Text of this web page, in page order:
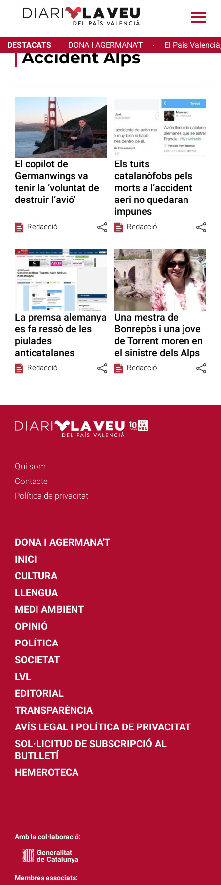
DESTACATS DONA I AGERMANA'T · El País
Accident Alps
El copilot de
Germanwings va
tenir la ‘voluntat de
destruir l’avió’
Redacció
Els tuits
catalanòfobs pels
morts a l’accident
aeri no quedaran
impunes
Redacció
La premsa alemanya
es fa ressò de les
piulades
anticatalanes
Redacció
Una mestra de
Bonrepòs i una jove
de Torrent moren en
el sinistre dels Alps
Redacció
Qui som
Contacte
Política de privacitat
DONA I AGERMANA'T
INICI
CULTURA
LLENGUA
MEDI AMBIENT
OPINIÓ
POLÍTICA
SOCIETAT
LVL
EDITORIAL
TRANSPARÈNCIA
AVÍS LEGAL I POLÍTICA DE PRIVACITAT
SOL·LICITUD DE SUBSCRIPCIÓ AL
BUTLLETÍ
HEMEROTECA
Amb la col·laboració:
Membres associats: